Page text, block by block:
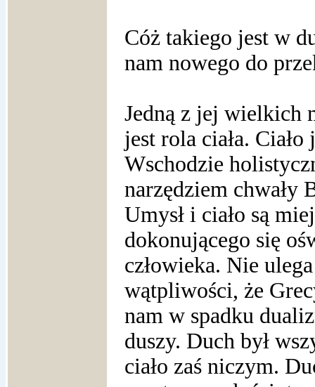
Cóż takiego jest w
nam nowego do
Jedną z jej wielkich
jest rola ciała. Ciało
Wschodzie
narzędziem chwały
Umysł i ciało są
dokonującego się
człowieka. Nie ulega
wątpliwości, że
nam w spadku
duszy. Duch był
ciało zaś niczym.